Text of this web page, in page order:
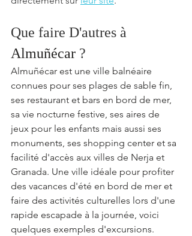
Que faire D'autres à
Almuñécar ?
Almuñécar est une ville balnéaire
connues pour ses plages de sable fin,
ses restaurant et bars en bord de mer,
sa vie nocturne festive, ses aires de
jeux pour les enfants mais aussi ses
monuments, ses shopping center et sa
facilité d'accès aux villes de Nerja et
Granada. Une ville idéale pour profiter
des vacances d'été en bord de mer et
faire des activités culturelles lors d'une
rapide escapade à la journée, voici
quelques exemples d'excursions.